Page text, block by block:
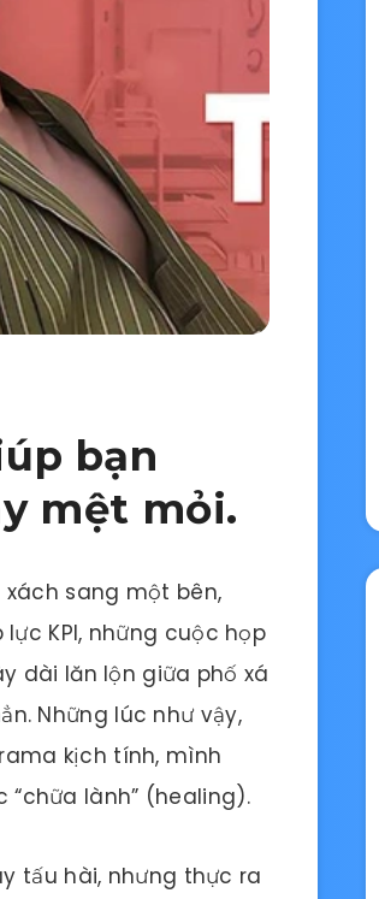
bạn
mệt mỏi.
sang một bên,
KPI, những cuộc họp
dài lăn lộn giữa phố xá
Những lúc như vậy,
kịch tính, mình
lành” (healing).
tấu hài, nhưng thực ra